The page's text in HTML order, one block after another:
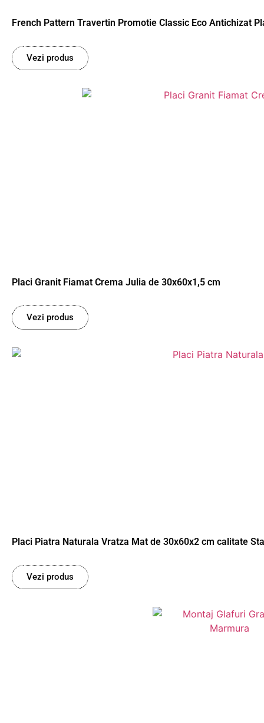
French Pattern Travertin Promotie Classic Eco Antichizat
Vezi produs
Placi Granit Fiamat Crema Julia de 30x60x1,5 cm
Vezi produs
Placi Piatra Naturala Vratza Mat de 30x60x2 cm calitate
Vezi produs